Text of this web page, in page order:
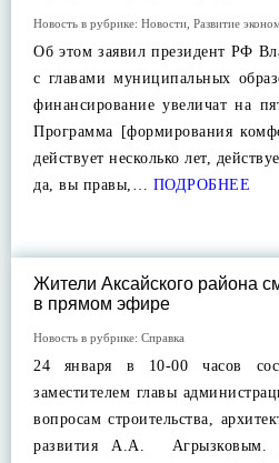
Новость в рубрике: Новости Развитие
Об этом заявил президент РФ
с главами муниципальных
финансирование увеличат на
Программа [формирования
действует несколько лет,
да, вы правы,… ПОДРОБНЕЕ
Жители Аксайского района
в прямом эфире
Новость в рубрике: Справка
24 января в 10-00 часов
заместителем главы
вопросам строительства,
развития А.А. Агрызковым.